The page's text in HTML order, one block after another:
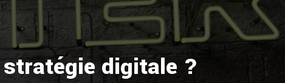
digitale ?